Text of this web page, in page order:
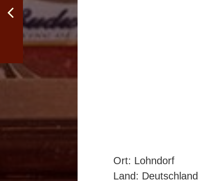
Ort: Lohndorf
Land: Deutschland